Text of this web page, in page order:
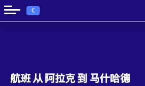
€
航班 从 阿拉克 到 马什哈德